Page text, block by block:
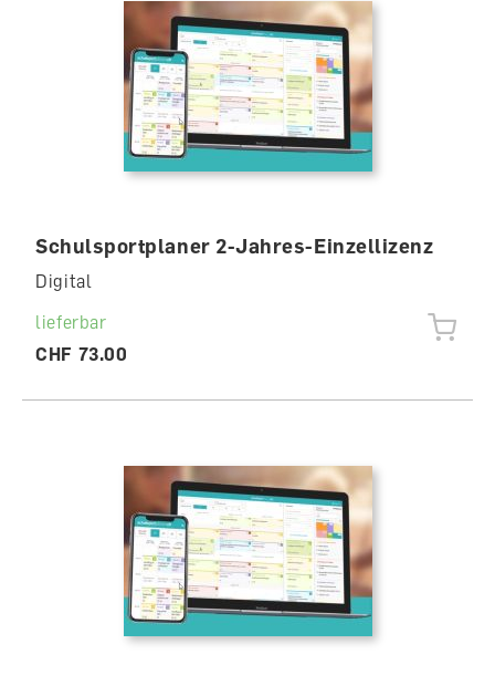
Schulsportplaner 2-Jahres-Einzellizenz
Digital
lieferbar
CHF 73.00